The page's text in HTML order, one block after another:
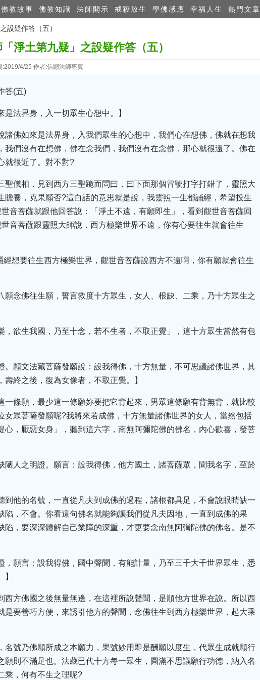
佛教故事 佛教知識 法師開示 戒殺放生 學佛感應 幸福人生 熱門文章
設疑作答（五）
淨土第九疑」之設疑作答（五）
:2019/4/25 作者:信願法師專頁
答(五)
是法界身，入一切眾生心想中。】
佛如來是法界身，入我們眾生的心想中，我們心在想佛，佛就在想我
們沒有在想佛，佛在念我們，我們沒有在念佛，那心就很遠了。佛在
就很近了。對不對?
聖儀相，見到西方三聖跪而問曰，曰下面那個冒號打字打錯了，靈照大
養，克果願否?這白話的意思就是說，我靈照一生都誦經，希望投生
音菩薩就跟他回答說：「淨土不遠，有願即生」，看到觀世音菩薩回
音菩薩跟靈照大師說，西方極樂世界不遠，你有心要往生就會往生
想要往生西方極樂世界，觀世音菩薩說西方不遠啊，你有願就會往生
願念佛往生願，誓言救度十方眾生，女人、根缺、二乘，乃十方眾生之
欲生我國，乃至十念，若不生者，不取正覺」，這十方眾生當然有包
。願文法藏菩薩發願說：設我得佛，十方無量，不可思議諸佛世界，其
終之後，復為女像者，不取正覺。】
條願，最少這一條願妳要把它背起來，男眾這條願有背無背，就比較
眾菩薩發願呢?我將來若成佛，十方無量諸佛世界的女人，當然包括
，厭惡女身」，聽到這六字，南無阿彌陀佛的佛名，內心歡喜，發菩
陋人之明證。願言：設我得佛，他方國土，諸菩薩眾，聞我名字，至於
他的名號，一直從凡夫到成佛的過程，諸根都具足，不會說眼睛缺一
，不會。你看這句佛名就能夠讓我們從凡夫因地，一直到成佛的果
，要深深體解自己業障的深重，才更要念南無阿彌陀佛的佛名。是不
，願言：設我得佛，國中聲聞，有能計量，乃至三千大千世界眾生，悉
方佛國之後無量無邊，在這裡所說聲聞，是順他方世界在說。所以西
要善巧方便，來誘引他方的聲聞，念佛往生到西方極樂世界，起大乘
名號乃佛願所成之本願力，果號妙用即是酬願以度生，代眾生成就願行
則不滿足也。法藏已代十方每一眾生，圓滿不思議願行功德，納入名
乘，何有不生之理呢?